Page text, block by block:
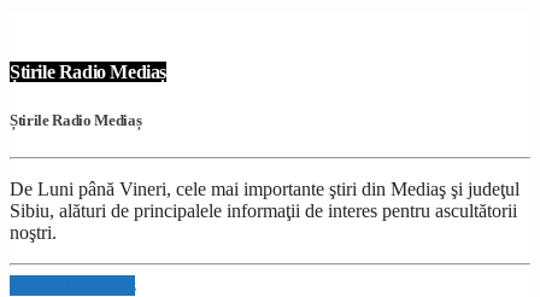
Știrile Radio Mediaș
Știrile Radio Mediaș
De Luni până Vineri, cele mai importante ştiri din Mediaş şi judeţul
Sibiu, alături de principalele informaţii de interes pentru ascultătorii
noştri.
Info and episodes